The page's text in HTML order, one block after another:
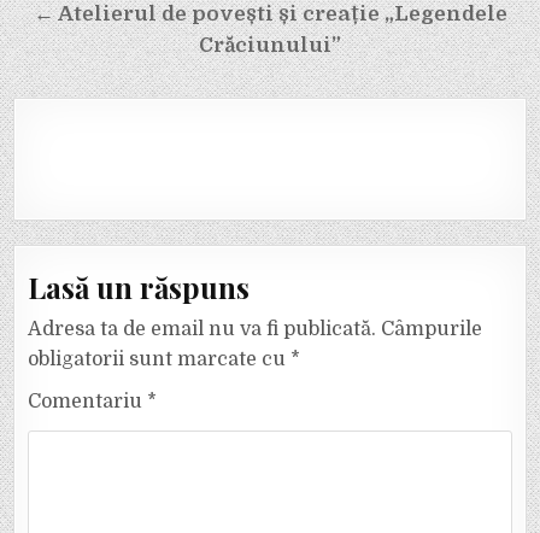
← Atelierul de povești și creație „Legendele
Crăciunului”
Lasă un răspuns
Adresa ta de email nu va fi publicată. Câmpurile
obligatorii sunt marcate cu *
Comentariu *